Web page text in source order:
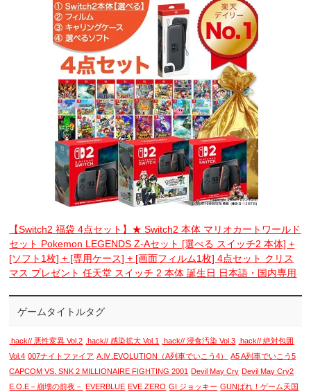
【Switch2 福袋 4点セット】★ Switch2 本体 マリオカートワールド
セット Pokemon LEGENDS Z-Aセット [選べる スイッチ2 本体] +
[ソフト1枚] + [専用ケース] + [画面フィルム1枚] 4点セット クリス
マス プレゼント 任天堂 スイッチ 2 本体 誕生日 日本語・国内専用
ゲームタイトルタグ
.hack// 悪性変異 Vol.2 .hack// 感染拡大 Vol.1 .hack// 浸食汚染 Vol.3 .hack// 絶対包囲
Vol.4 007ナイトファイア A.Ⅳ.EVOLUTION（A列車でいこう4）
A5 A列車でいこう5
CAPCOM VS. SNK 2 MILLIONAIRE FIGHTING 2001 Devil May Cry Devil May Cry2
E.O.E－崩壊の前夜－
EVERBLUE EVE ZERO GI ジョッキー GUNばれ！ゲーム天国